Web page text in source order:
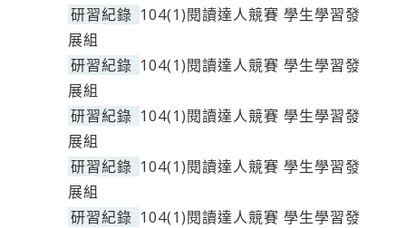
研習紀錄 104(1)閱讀達人競賽 學生學習發
展組
研習紀錄 104(1)閱讀達人競賽 學生學習發
展組
研習紀錄 104(1)閱讀達人競賽 學生學習發
展組
研習紀錄 104(1)閱讀達人競賽 學生學習發
展組
研習紀錄 104(1)閱讀達人競賽 學生學習發